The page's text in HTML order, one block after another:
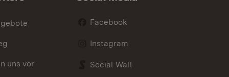
uns vor
Facebook
Instagram
Social Wall